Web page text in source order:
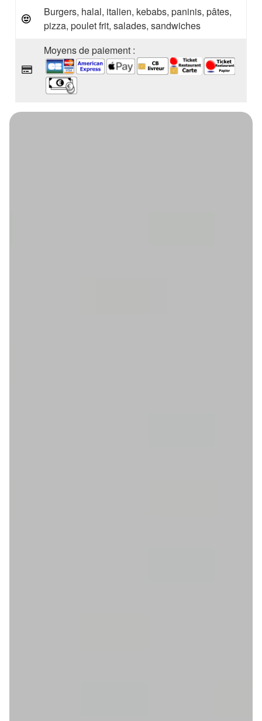
Burgers, halal, italien, kebabs, paninis, pâtes,
pizza, poulet frit, salades, sandwiches
Moyens de paiement :